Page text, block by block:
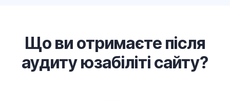
Що ви отримаєте після
аудиту юзабіліті сайту?